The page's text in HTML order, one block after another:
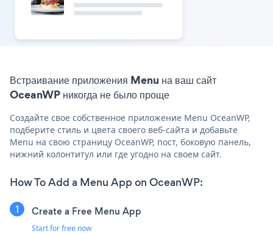
Встраивание приложения Menu на ваш сайт
OceanWP никогда не было проще
Создайте свое собственное приложение Menu OceanWP,
подберите стиль и цвета своего веб-сайта и добавьте
Menu на свою страницу OceanWP, пост, боковую панель,
нижний колонтитул или где угодно на своем сайт.
How To Add a Menu App on OceanWP:
Create a Free Menu App
Start for free now